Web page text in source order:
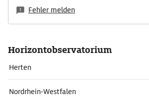
Fehler melden
Horizontobservatorium
Herten
Nordrhein-Westfalen